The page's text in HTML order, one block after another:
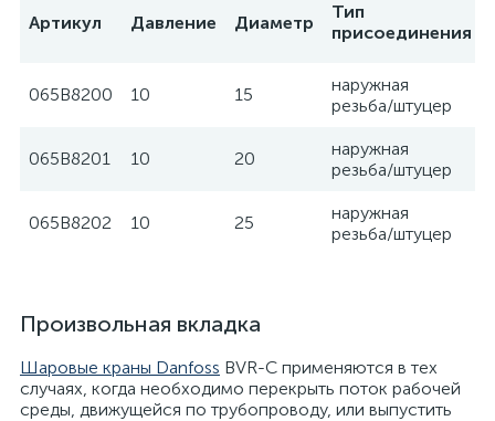
Артикул Давление Диаметр
Тип
присоединения
065B8200 10 15
наружная
резьба/штуцер
065B8201 10 20
наружная
резьба/штуцер
065B8202 10 25
наружная
резьба/штуцер
Произвольная вкладка
Шаровые краны Danfoss BVR-C применяются в тех
случаях, когда необходимо перекрыть поток рабочей
среды, движущейся по трубопроводу, или выпустить